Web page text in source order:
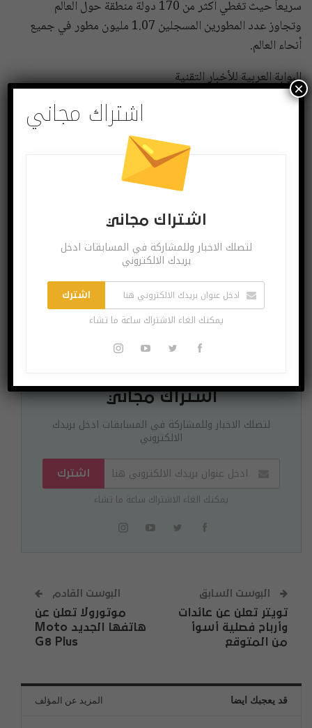
سريعاً حيث تغطي أكثر من 170 دولة منطقة حول العالم
وتجاوز عدد المطورين المسجلين 1.07 مليون مطور في جميع
أنحاء العالم.
البوابة العربية للأخبار التقنية
Twitter
اشتراك مجاني
لتصلك الاخبار وللمشاركة في المسابقات ادخل بريدك
الالكتروني
اشترك
يمكنك الغاء الاشتراك ساعة ما تشاء
البوست السابق
تويتر تعلن عن عائدات
وأرباح فصلية أسوأ
من المتوقع
البوست القادم
موتورولا تعلن عن
هاتفها الجديد Moto
G8 Plus
قد يعجبك ايضا المزيد عن المؤلف
اشتراك مجاني
اشتراك مجاني
لتصلك الاخبار وللمشاركة في المسابقات ادخل
بريدك الالكتروني
اشترك
يمكنك الغاء الاشتراك ساعة ما تشاء
×